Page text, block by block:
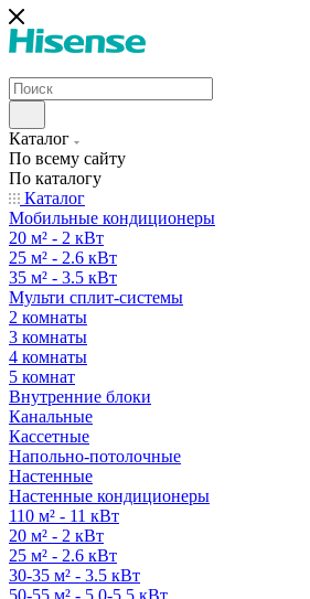
Каталог
По всему сайту
По каталогу
Каталог
Мобильные кондиционеры
20 м² - 2 кВт
25 м² - 2.6 кВт
35 м² - 3.5 кВт
Мульти сплит-системы
2 комнаты
3 комнаты
4 комнаты
5 комнат
Внутренние блоки
Канальные
Кассетные
Напольно-потолочные
Настенные
Настенные кондиционеры
110 м² - 11 кВт
20 м² - 2 кВт
25 м² - 2.6 кВт
30-35 м² - 3.5 кВт
50-55 м² - 5.0-5.5 кВт